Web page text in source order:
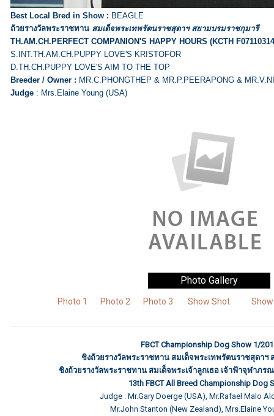
Best Local Bred in Show : BEAGLE
ถ้วยรางวัลพระราชทาน สมเด็จพระเทพรัตนราชสุดาฯ สยามบรมราชกุมารี
TH.AM.CH.PERFECT COMPANION'S HAPPY HOURS (KCTH
S.INT.TH.AM.CH.PUPPY LOVE'S KRISTOFOR
D.TH.CH.PUPPY LOVE'S AIM TO THE TOP
Breeder / Owner : MR.C.PHONGTHEP & MR.P.PEERAPONG &
Judge : Mrs.Elaine Young (USA)
Photo Gallery
Photo 1 Photo 2 Photo 3 Show Shot
FBCT Championship Dog Show 1/
ชิงถ้วยรางวัลพระราชทาน สมเด็จพระเทพรัตนราชสุดาฯ
ชิงถ้วยรางวัลพระราชทาน สมเด็จพระเจ้าลูกเธอ เจ้าฟ้าจุฬาภ
13th FBCT All Breed Championship Dog
Judge : Mr.Gary Doerge (USA), Mr.Rafael Malo
Mr.John Stanton (New Zealand), Mrs.Elaine